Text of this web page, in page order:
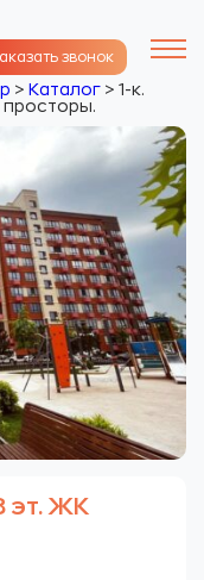
звонок
> Каталог > 1-к.
просторы.
эт. ЖК